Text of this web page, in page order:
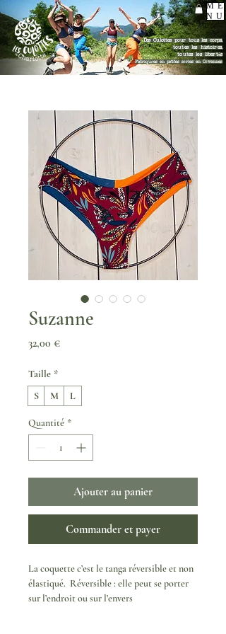
ME
NU
Des Culottes pour tous les corps,
toutes les histoires,
toutes les libertés
Fabriquées en petites séries en Cévennes
Suzanne
32,00 €Prix
Taille *
S
M L
Quantité *
Ajouter au panier
Commander et payer
La coquette c’est le tanga réversible et non
élastiqué. Réversible : elle peut se porter
sur l’endroit ou sur l’envers